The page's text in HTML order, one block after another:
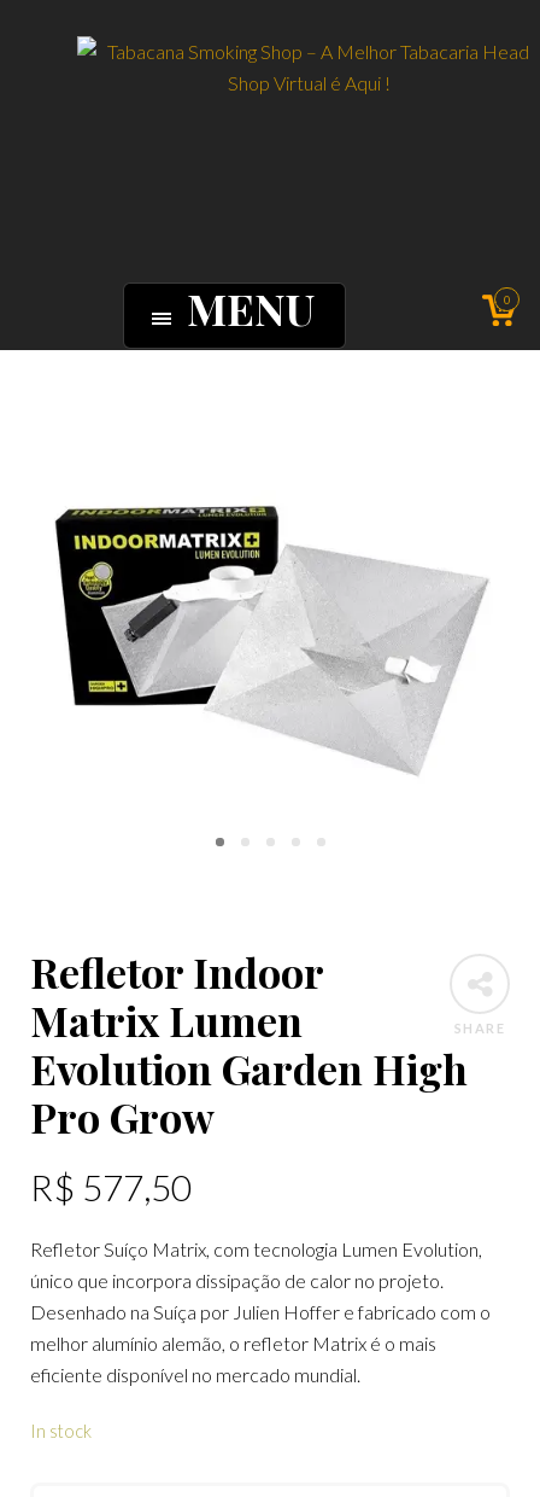
MENU 0
SHARE
Refletor Indoor
Matrix Lumen
Evolution Garden High
Pro Grow
R$ 577,50
Refletor Suíço Matrix, com tecnologia Lumen Evolution,
único que incorpora dissipação de calor no projeto.
Desenhado na Suíça por Julien Hoffer e fabricado com o
melhor alumínio alemão, o refletor Matrix é o mais
eficiente disponível no mercado mundial.
In stock